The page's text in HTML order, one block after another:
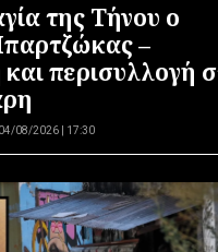
της Τήνου ο
–
περισυλλογή
04/08/2026 | 17:30